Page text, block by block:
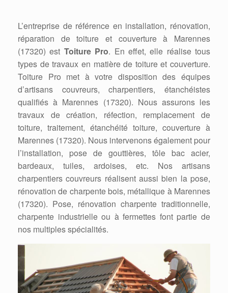
L’entreprise de référence en installation, rénovation,
réparation de toiture et couverture à Marennes
(17320) est Toiture Pro. En effet, elle réalise tous
types de travaux en matière de toiture et couverture.
Toiture Pro met à votre disposition des équipes
d’artisans couvreurs, charpentiers, étanchéistes
qualifiés à Marennes (17320). Nous assurons les
travaux de création, réfection, remplacement de
toiture, traitement, étanchéité toiture, couverture à
Marennes (17320). Nous intervenons également pour
l’installation, pose de gouttières, tôle bac acier,
bardeaux, tuiles, ardoises, etc. Nos artisans
charpentiers couvreurs réalisent aussi bien la pose,
rénovation de charpente bois, métallique à Marennes
(17320). Pose, rénovation charpente traditionnelle,
charpente industrielle ou à fermettes font partie de
nos multiples spécialités.